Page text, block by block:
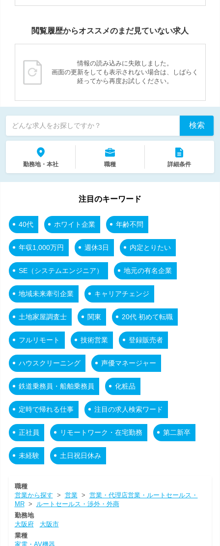
閲覧履歴からオススメのまだ見ていない求人
情報の読み込みに失敗しました。
画面の更新をしても表示されない場合は、しばらく
経ってから再度お試しください。
どんな求人をお探しですか？ 検索
勤務地・本社 職種 詳細条件
注目のキーワード
40代 ホワイト企業 年齢不問
年収1,000万円 週休3日 内定とりたい
SE（システムエンジニア） 地元の有名企業
地域未来牽引企業 キャリアチェンジ
土地家屋調査士 関東 20代 初めて転職
フルリモート 技術営業 登録販売者
ハウスクリーニング 声優マネージャー
鉄道乗務員・船舶乗務員 化粧品
定時で帰れる仕事 注目の求人検索ワード
正社員 リモートワーク・在宅勤務 第二新卒
未経験 土日祝日休み
職種
営業から探す > 営業> 営業・代理店営業・ルートセールス・
MR>
ルートセールス・渉外・外商
勤務地
大阪府
大阪市
業種
家電・AV機器